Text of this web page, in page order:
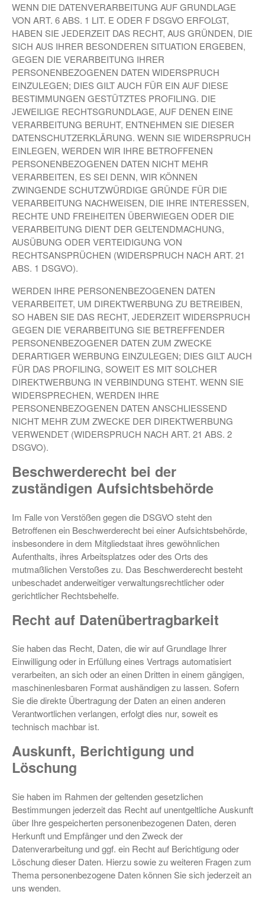
WENN DIE DATENVERARBEITUNG AUF GRUNDLAGE
VON ART. 6 ABS. 1 LIT. E ODER F DSGVO ERFOLGT,
HABEN SIE JEDERZEIT DAS RECHT, AUS GRÜNDEN, DIE
SICH AUS IHRER BESONDEREN SITUATION ERGEBEN,
GEGEN DIE VERARBEITUNG IHRER
PERSONENBEZOGENEN DATEN WIDERSPRUCH
EINZULEGEN; DIES GILT AUCH FÜR EIN AUF DIESE
BESTIMMUNGEN GESTÜTZTES PROFILING. DIE
JEWEILIGE RECHTSGRUNDLAGE, AUF DENEN EINE
VERARBEITUNG BERUHT, ENTNEHMEN SIE DIESER
DATENSCHUTZERKLÄRUNG. WENN SIE WIDERSPRUCH
EINLEGEN, WERDEN WIR IHRE BETROFFENEN
PERSONENBEZOGENEN DATEN NICHT MEHR
VERARBEITEN, ES SEI DENN, WIR KÖNNEN
ZWINGENDE SCHUTZWÜRDIGE GRÜNDE FÜR DIE
VERARBEITUNG NACHWEISEN, DIE IHRE INTERESSEN,
RECHTE UND FREIHEITEN ÜBERWIEGEN ODER DIE
VERARBEITUNG DIENT DER GELTENDMACHUNG,
AUSÜBUNG ODER VERTEIDIGUNG VON
RECHTSANSPRÜCHEN (WIDERSPRUCH NACH ART. 21
ABS. 1 DSGVO).
WERDEN IHRE PERSONENBEZOGENEN DATEN
VERARBEITET, UM DIREKTWERBUNG ZU BETREIBEN,
SO HABEN SIE DAS RECHT, JEDERZEIT WIDERSPRUCH
GEGEN DIE VERARBEITUNG SIE BETREFFENDER
PERSONENBEZOGENER DATEN ZUM ZWECKE
DERARTIGER WERBUNG EINZULEGEN; DIES GILT AUCH
FÜR DAS PROFILING, SOWEIT ES MIT SOLCHER
DIREKTWERBUNG IN VERBINDUNG STEHT. WENN SIE
WIDERSPRECHEN, WERDEN IHRE
PERSONENBEZOGENEN DATEN ANSCHLIESSEND
NICHT MEHR ZUM ZWECKE DER DIREKTWERBUNG
VERWENDET (WIDERSPRUCH NACH ART. 21 ABS. 2
DSGVO).
Beschwerde­recht bei der
zuständigen Aufsichts­behörde
Im Falle von Verstößen gegen die DSGVO steht den
Betroffenen ein Beschwerderecht bei einer Aufsichtsbehörde,
insbesondere in dem Mitgliedstaat ihres gewöhnlichen
Aufenthalts, ihres Arbeitsplatzes oder des Orts des
mutmaßlichen Verstoßes zu. Das Beschwerderecht besteht
unbeschadet anderweitiger verwaltungsrechtlicher oder
gerichtlicher Rechtsbehelfe.
Recht auf Daten­übertrag­barkeit
Sie haben das Recht, Daten, die wir auf Grundlage Ihrer
Einwilligung oder in Erfüllung eines Vertrags automatisiert
verarbeiten, an sich oder an einen Dritten in einem gängigen,
maschinenlesbaren Format aushändigen zu lassen. Sofern
Sie die direkte Übertragung der Daten an einen anderen
Verantwortlichen verlangen, erfolgt dies nur, soweit es
technisch machbar ist.
Auskunft, Berichtigung und
Löschung
Sie haben im Rahmen der geltenden gesetzlichen
Bestimmungen jederzeit das Recht auf unentgeltliche Auskunft
über Ihre gespeicherten personenbezogenen Daten, deren
Herkunft und Empfänger und den Zweck der
Datenverarbeitung und ggf. ein Recht auf Berichtigung oder
Löschung dieser Daten. Hierzu sowie zu weiteren Fragen zum
Thema personenbezogene Daten können Sie sich jederzeit an
uns wenden.